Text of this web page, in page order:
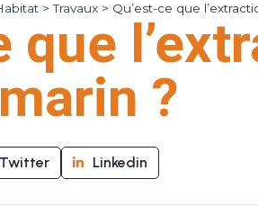
>Travaux> Qu’est-ce que
que
?
Twitter Linkedin